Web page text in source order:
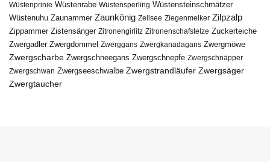
Wüstenprinie Wüstenrabe Wüstensperling Wüstensteinschmätzer
Wüstenuhu Zaunammer Zaunkönig Zellsee Ziegenmelker Zilpzalp
Zippammer Zistensänger Zitronengirlitz Zitronenschafstelze Zuckerteiche
Zwergadler Zwergdommel Zwerggans Zwergkanadagans Zwergmöwe
Zwergscharbe Zwergschneegans Zwergschnepfe Zwergschnäpper
Zwergschwan Zwergseeschwalbe Zwergstrandläufer Zwergsäger
Zwergtaucher